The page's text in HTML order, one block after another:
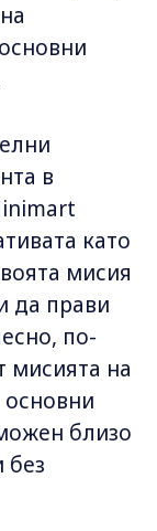
в
като
мисия
да прави
по-
мисията на
близо
без